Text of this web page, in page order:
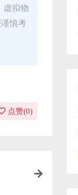
虚拟物
慎考
点赞(0)